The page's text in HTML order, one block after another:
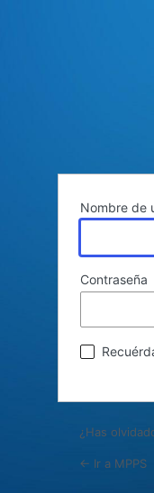
Nombre de
Contraseña
¿Has
← Ir a MPPS